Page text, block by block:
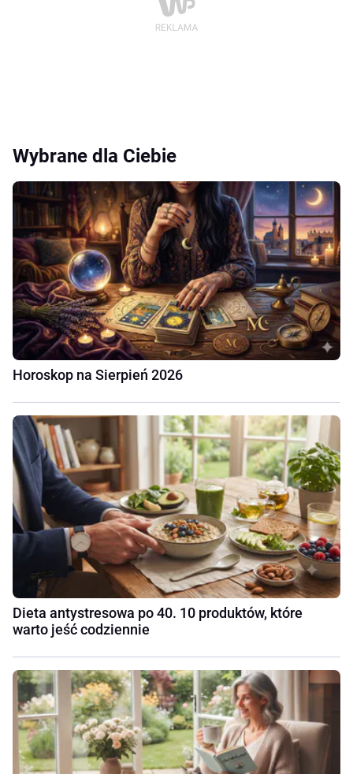
Wybrane dla Ciebie
Horoskop na Sierpień 2026
Dieta antystresowa po 40. 10 produktów, które
warto jeść codziennie